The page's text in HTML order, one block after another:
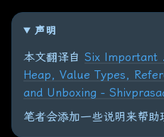
声明
本文翻译自 Six Important
Heap, Value Types,
and Unboxing -
笔者会添加一些说明来帮助